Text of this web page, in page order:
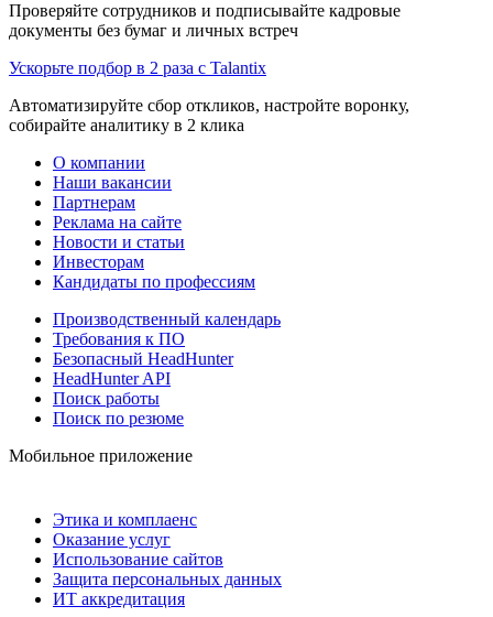
Проверяйте сотрудников и подписывайте кадровые
документы без бумаг и личных встреч
Ускорьте подбор в 2 раза с Talantix
Автоматизируйте сбор откликов, настройте воронку,
собирайте аналитику в 2 клика
О компании
Наши вакансии
Партнерам
Реклама на сайте
Новости и статьи
Инвесторам
Кандидаты по профессиям
Производственный календарь
Требования к ПО
Безопасный HeadHunter
HeadHunter API
Поиск работы
Поиск по резюме
Мобильное приложение
Этика и комплаенс
Оказание услуг
Использование сайтов
Защита персональных данных
ИТ аккредитация